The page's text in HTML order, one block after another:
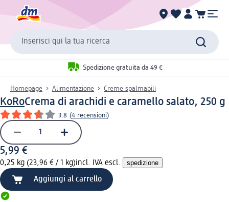
Inserisci qui la tua ricerca
Spedizione gratuita da 49 €
Homepage Alimentazione Creme spalmabili
KoRoCrema di arachidi e caramello salato, 250 g
3.8 (4 recensioni)
5,99 €
0,25 kg (23,96 € / 1 kg)incl. IVA escl. spedizione
Aggiungi al carrello